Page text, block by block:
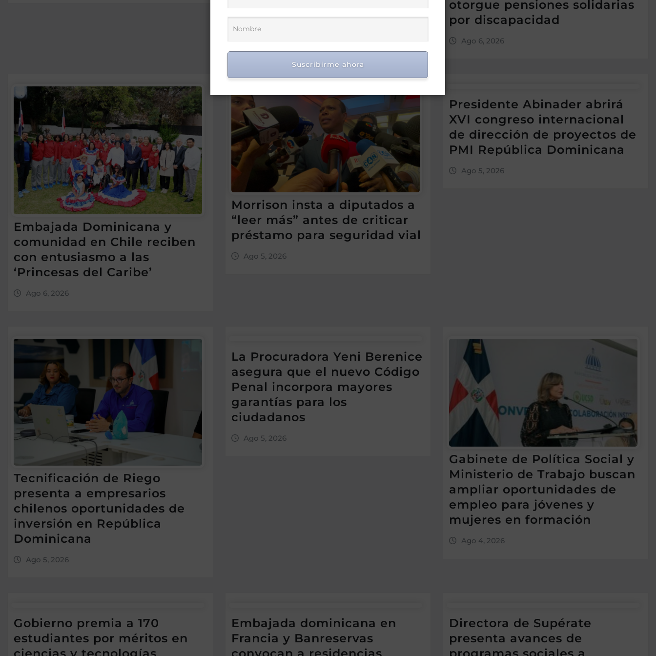
otorgue pensiones solidarias
por discapacidad
Ago 6, 2026
Embajada Dominicana y
comunidad en Chile reciben
con entusiasmo a las
‘Princesas del Caribe’
Ago 6, 2026
Morrison insta a diputados a
“leer más” antes de criticar
préstamo para seguridad vial
Ago 5, 2026
Presidente Abinader abrirá
XVI congreso internacional
de dirección de proyectos de
PMI República Dominicana
Ago 5, 2026
Tecnificación de Riego
presenta a empresarios
chilenos oportunidades de
inversión en República
Dominicana
Ago 5, 2026
La Procuradora Yeni Berenice
asegura que el nuevo Código
Penal incorpora mayores
garantías para los
ciudadanos
Ago 5, 2026
Gabinete de Política Social y
Ministerio de Trabajo buscan
ampliar oportunidades de
empleo para jóvenes y
mujeres en formación
Ago 4, 2026
Gobierno premia a 170
estudiantes por méritos en
Embajada dominicana en
Francia y Banreservas
Directora de Supérate
presenta avances de
Suscribirme ahora